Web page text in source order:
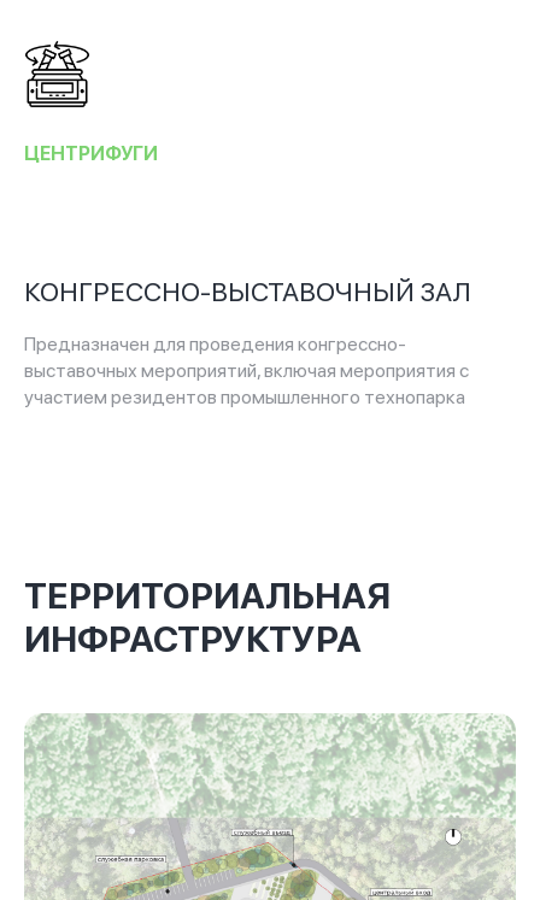
ЦЕНТРИФУГИ
КОНГРЕССНО-ВЫСТАВОЧНЫЙ ЗАЛ
Предназначен для проведения конгрессно-
выставочных мероприятий, включая мероприятия с
участием резидентов промышленного технопарка
ТЕРРИТОРИАЛЬНАЯ
ИНФРАСТРУКТУРА